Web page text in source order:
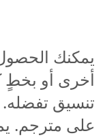
يمكنك
أخرى أو بخطٍ
تنسيق
على مترجم.